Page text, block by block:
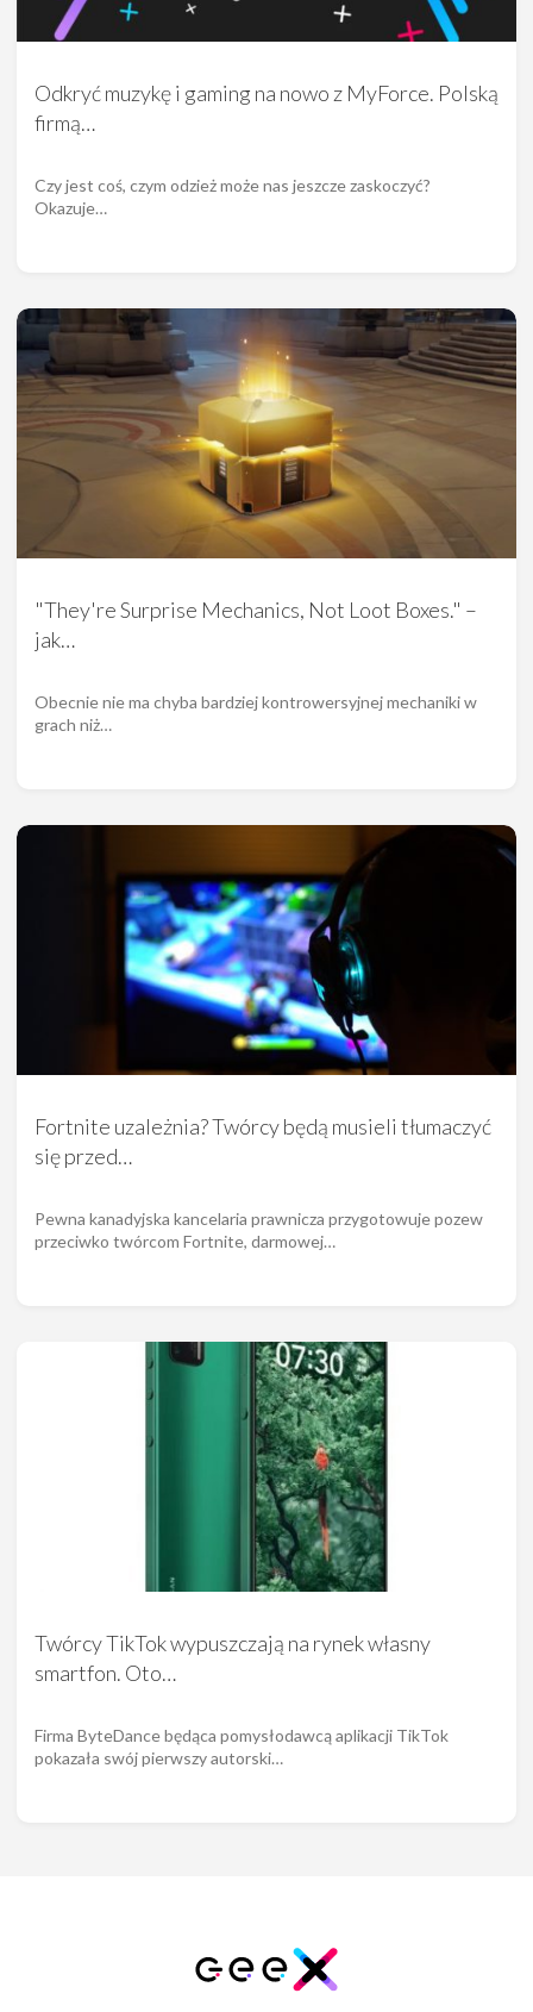
Odkryć muzykę i gaming na nowo z MyForce. Polską
firmą…
Czy jest coś, czym odzież może nas jeszcze zaskoczyć?
Okazuje…
"They're Surprise Mechanics, Not Loot Boxes." –
jak…
Obecnie nie ma chyba bardziej kontrowersyjnej mechaniki w
grach niż…
Fortnite uzależnia? Twórcy będą musieli tłumaczyć
się przed…
Pewna kanadyjska kancelaria prawnicza przygotowuje pozew
przeciwko twórcom Fortnite, darmowej…
Twórcy TikTok wypuszczają na rynek własny
smartfon. Oto…
Firma ByteDance będąca pomysłodawcą aplikacji TikTok
pokazała swój pierwszy autorski…